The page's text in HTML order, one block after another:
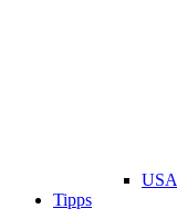
USA
Tipps